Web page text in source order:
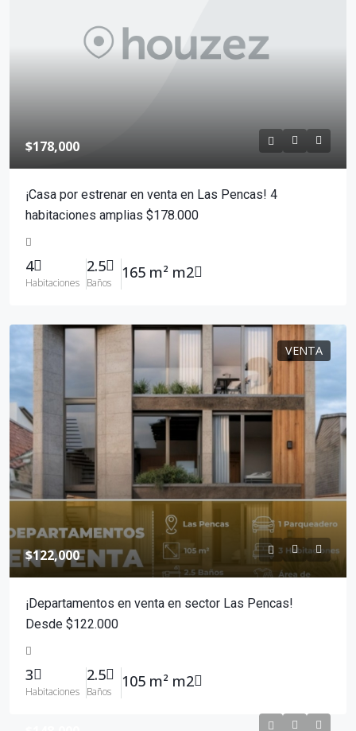
$178,000
¡Casa por estrenar en venta en Las Pencas! 4
habitaciones amplias $178.000
4
Habitaciones
2.5
Baños
165 m² m2
VENTA
$122,000
¡Departamentos en venta en sector Las Pencas!
Desde $122.000
3
Habitaciones
2.5
Baños
105 m² m2